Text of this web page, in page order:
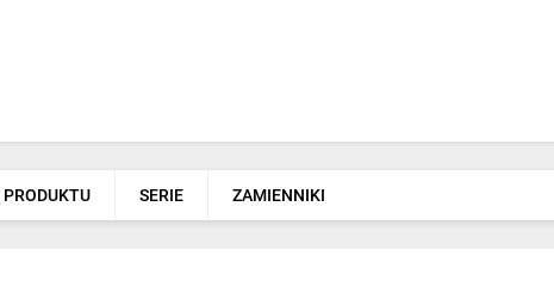
SERIE ZAMIENNIKI